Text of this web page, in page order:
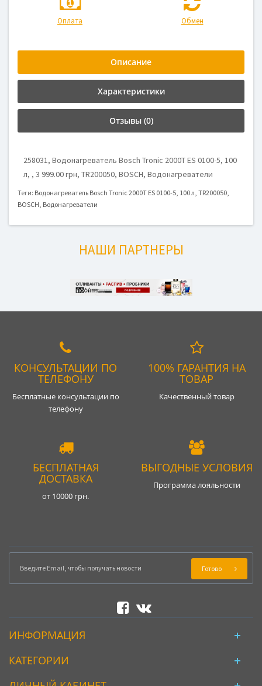
Оплата Обмен
Описание
Характеристики
Отзывы (0)
258031, Водонагреватель Bosch Tronic 2000T ES 0100-5, 100
л, , 3 999.00 грн, TR200050, BOSCH, Водонагреватели
Теги: Водонагреватель Bosch Tronic 2000T ES 0100-5, 100 л, TR200050,
BOSCH, Водонагреватели
НАШИ ПАРТНЕРЫ
КОНСУЛЬТАЦИИ ПО
ТЕЛЕФОНУ
Бесплатные консультации по
телефону
100% ГАРАНТИЯ НА
ТОВАР
Качественный товар
БЕСПЛАТНАЯ
ДОСТАВКА
от 10000 грн.
ВЫГОДНЫЕ УСЛОВИЯ
Программа лояльности
Готово
ИНФОРМАЦИЯ
КАТЕГОРИИ